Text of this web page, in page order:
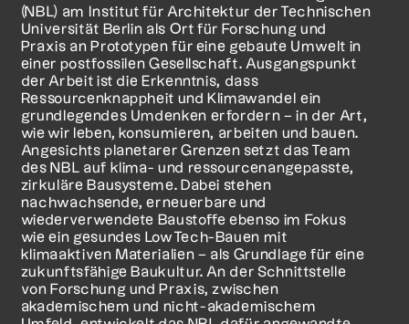
(NBL) am Institut für Architektur der Technischen
Universität Berlin als Ort für Forschung und
Praxis an Prototypen für eine gebaute Umwelt in
einer postfossilen Gesellschaft. Ausgangspunkt
der Arbeit ist die Erkenntnis, dass
Ressourcenknappheit und Klimawandel ein
grundlegendes Umdenken erfordern – in der Art,
wie wir leben, konsumieren, arbeiten und bauen.
Angesichts planetarer Grenzen setzt das Team
des NBL auf klima- und ressourcenangepasste,
zirkuläre Bausysteme. Dabei stehen
nachwachsende, erneuerbare und
wiederverwendete Baustoffe ebenso im Fokus
wie ein gesundes LowTech-Bauen mit
klimaaktiven Materialien – als Grundlage für eine
zukunftsfähige Baukultur. An der Schnittstelle
von Forschung und Praxis, zwischen
akademischem und nicht-akademischem